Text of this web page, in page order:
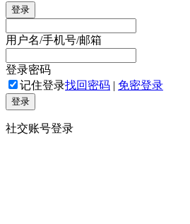
登录
用户名/手机号/邮箱
登录密码
记住登录找回密码 | 免密登录
登录
社交账号登录